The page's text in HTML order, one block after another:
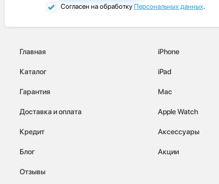
Согласен на обработку Персональных данных.
Главная
Каталог
Гарантия
Доставка и оплата
Кредит
Блог
Отзывы
iPhone
iPad
Mac
Apple Watch
Аксессуары
Акции